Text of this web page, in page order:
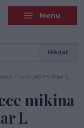
Menu
Hľadať
mikina 340 HV Polar L
mikina
L